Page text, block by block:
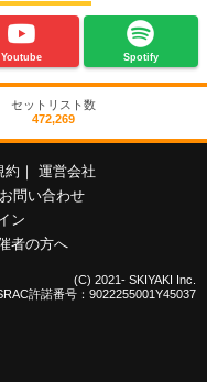
Youtube Spotify
セットリスト数
472,269
約
運営会社
お問い合わせ
ン
者の方へ
(C) 2021- SKIYAKI Inc.
許諾番号：9022255001Y45037